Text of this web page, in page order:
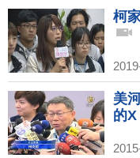
柯
美
的X